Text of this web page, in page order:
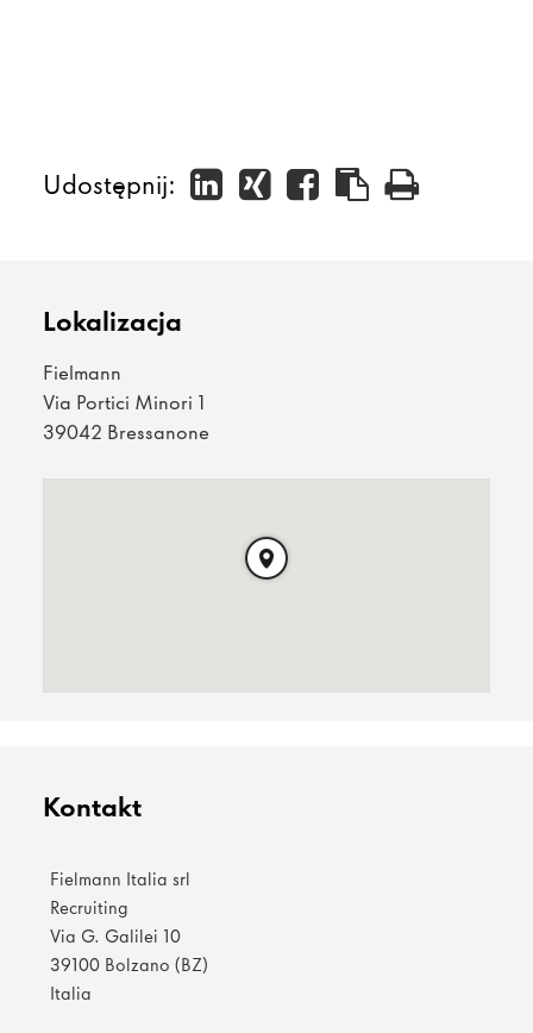
Udostępnij:
Lokalizacja
Fielmann
Via Portici Minori 1
39042 Bressanone
Kontakt
Fielmann Italia srl
Recruiting
Via G. Galilei 10
39100 Bolzano (BZ)
Italia